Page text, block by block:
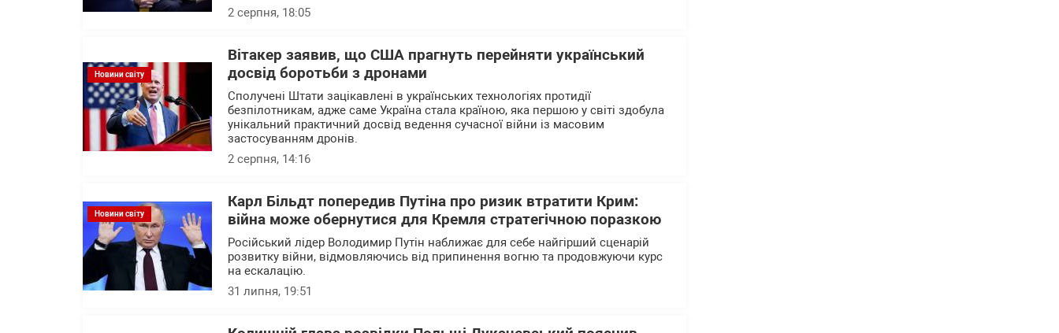
2 серпня, 18:05
Новини світу
Вітакер заявив, що США прагнуть перейняти український
досвід боротьби з дронами
Сполучені Штати зацікавлені в українських технологіях протидії
безпілотникам, адже саме Україна стала країною, яка першою у світі здобула
унікальний практичний досвід ведення сучасної війни із масовим
застосуванням дронів.
2 серпня, 14:16
Новини світу
Карл Більдт попередив Путіна про ризик втратити Крим:
війна може обернутися для Кремля стратегічною поразкою
Російський лідер Володимир Путін наближає для себе найгірший сценарій
розвитку війни, відмовляючись від припинення вогню та продовжуючи курс
на ескалацію.
31 липня, 19:51